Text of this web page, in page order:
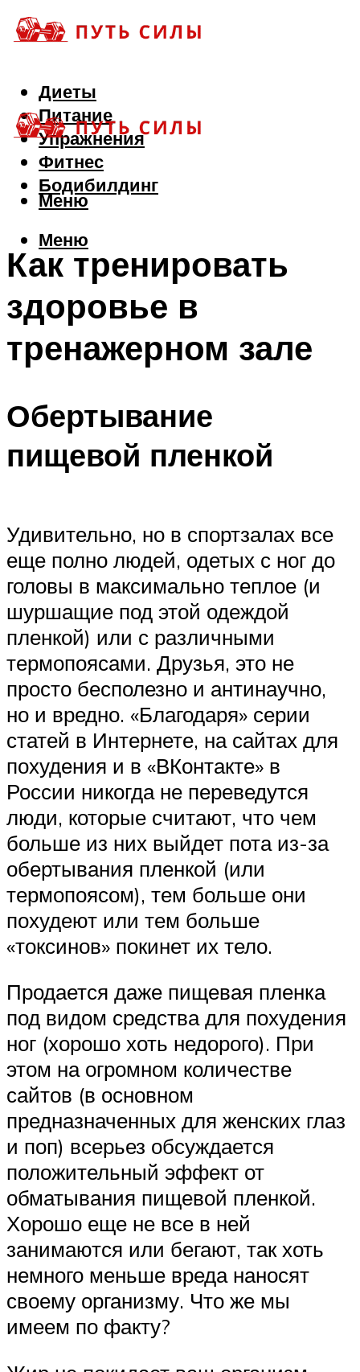
Диеты
Питание
Упражнения
Фитнес
Бодибилдинг
Меню
Меню
Как тренировать
здоровье в
тренажерном зале
Обертывание
пищевой пленкой
Удивительно, но в спортзалах все
еще полно людей, одетых с ног до
головы в максимально теплое (и
шуршащие под этой одеждой
пленкой) или с различными
термопоясами. Друзья, это не
просто бесполезно и антинаучно,
но и вредно. «Благодаря» серии
статей в Интернете, на сайтах для
похудения и в «ВКонтакте» в
России никогда не переведутся
люди, которые считают, что чем
больше из них выйдет пота из-за
обертывания пленкой (или
термопоясом), тем больше они
похудеют или тем больше
«токсинов» покинет их тело.
Продается даже пищевая пленка
под видом средства для похудения
ног (хорошо хоть недорого). При
этом на огромном количестве
сайтов (в основном
предназначенных для женских глаз
и поп) всерьез обсуждается
положительный эффект от
обматывания пищевой пленкой.
Хорошо еще не все в ней
занимаются или бегают, так хоть
немного меньше вреда наносят
своему организму. Что же мы
имеем по факту?